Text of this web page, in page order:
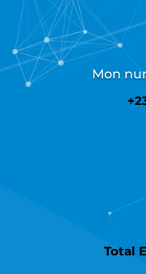
Mon
Total